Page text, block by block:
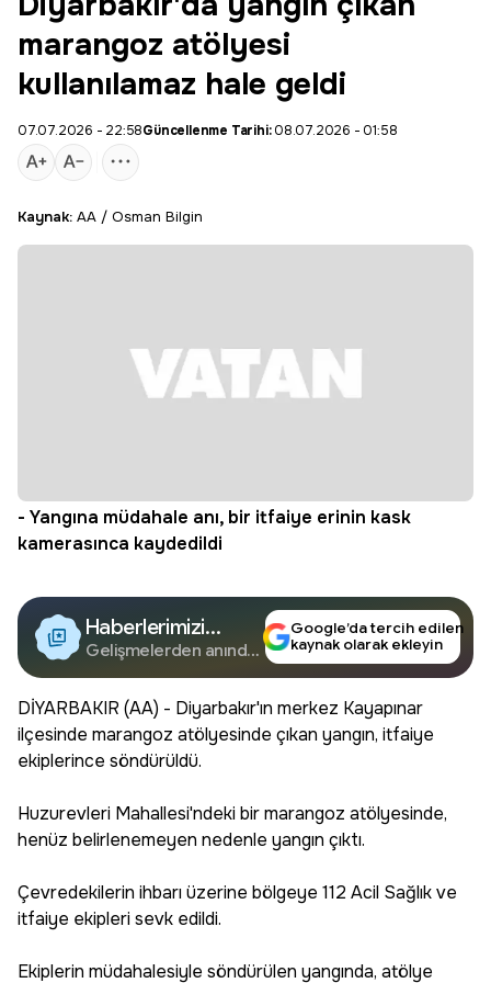
marangoz atölyesi
kullanılamaz hale geldi
07.07.2026 - 22:58Güncellenme Tarihi:08.07.2026 - 01:58
Kaynak: AA / Osman Bilgin
- Yangına müdahale anı, bir itfaiye erinin kask
kamerasınca kaydedildi
Haberlerimizi
Google'da Takip
Edin
Gelişmelerden anında
Google’da tercih edilen
kaynak olarak ekleyin
DİYARBAKIR (AA) - Diyarbakır'ın merkez Kayapınar
ilçesinde marangoz atölyesinde çıkan yangın, itfaiye
ekiplerince söndürüldü.
Huzurevleri Mahallesi'ndeki bir marangoz atölyesinde,
henüz belirlenemeyen nedenle yangın çıktı.
Çevredekilerin ihbarı üzerine bölgeye 112 Acil Sağlık ve
itfaiye ekipleri sevk edildi.
Ekiplerin müdahalesiyle söndürülen yangında, atölye